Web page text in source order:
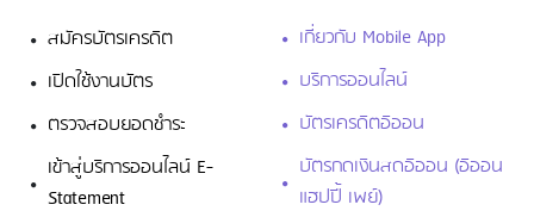
สมัครบัตรเครดิต
เปิดใช้งานบัตร
ตรวจสอบยอดชำระ
เข้าสู่บริการออนไลน์ E-
Statement
เกี่ยวกับ Mobile App
บริการออนไลน์
บัตรเครดิตอิออน
บัตรกดเงินสดอิออน (อิออน
แฮปปี้ เพย์)